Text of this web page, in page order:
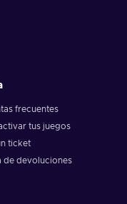
frecuentes
tus juegos
ticket
de devoluciones